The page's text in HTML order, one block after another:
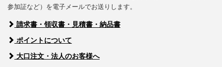
参加証など）を電子メールでお送りします。
請求書・領収書・見積書・納品書
ポイントについて
大口注文・法人のお客様へ